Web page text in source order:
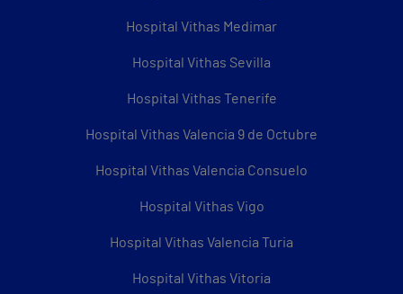
Hospital Vithas Medimar
Hospital Vithas Sevilla
Hospital Vithas Tenerife
Hospital Vithas Valencia 9 de Octubre
Hospital Vithas Valencia Consuelo
Hospital Vithas Vigo
Hospital Vithas Valencia Turia
Hospital Vithas Vitoria